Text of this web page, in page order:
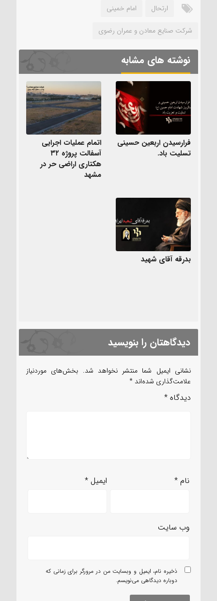
ارتحال امام خمینی
شرکت صنایع معادن و عمران رضوی
نوشته های مشابه
فرارسیدن اربعین حسینی
تسلیت باد.
اتمام عملیات اجرایی
آسفالت پروژه ۳۲
هکتاری اراضی حر در
مشهد
بدرقه آقای شهید
دیدگاهتان را بنویسید
نشانی ایمیل شما منتشر نخواهد شد. بخش‌های موردنیاز
علامت‌گذاری شده‌اند *
دیدگاه *
نام* ایمیل*
وب‌ سایت
ذخیره نام، ایمیل و وبسایت من در مرورگر برای زمانی که
دوباره دیدگاهی می‌نویسم.